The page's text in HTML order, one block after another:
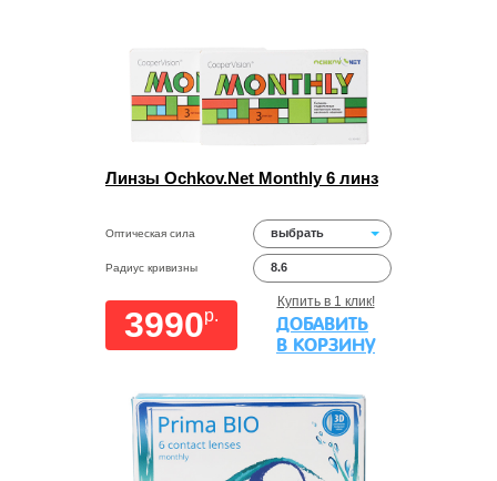
Линзы Ochkov.Net Monthly 6 линз
Оптическая сила выбрать
Радиус кривизны 8.6
3990p.
Купить в 1 клик!
ДОБАВИТЬ
В КОРЗИНУ